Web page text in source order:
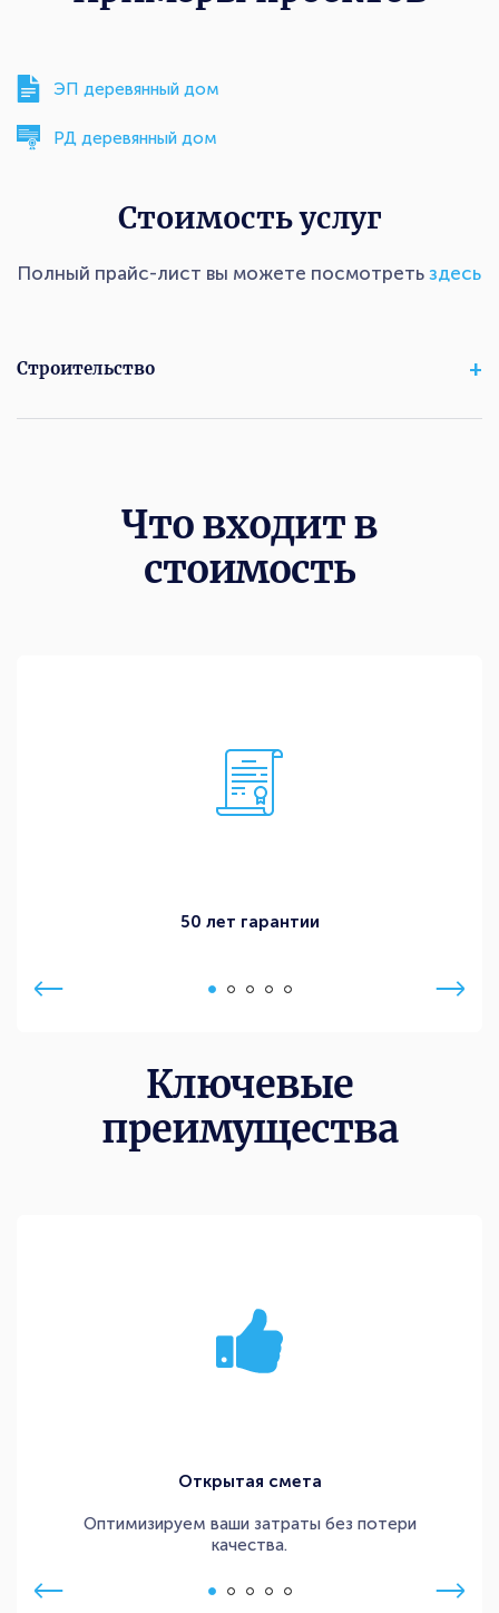
ЭП деревянный дом
РД деревянный дом
Стоимость услуг
Полный прайс-лист вы можете посмотреть здесь
Строительство
Что входит в
стоимость
50 лет гарантии
Ключевые
преимущества
Открытая смета
Оптимизируем ваши затраты без потери
качества.